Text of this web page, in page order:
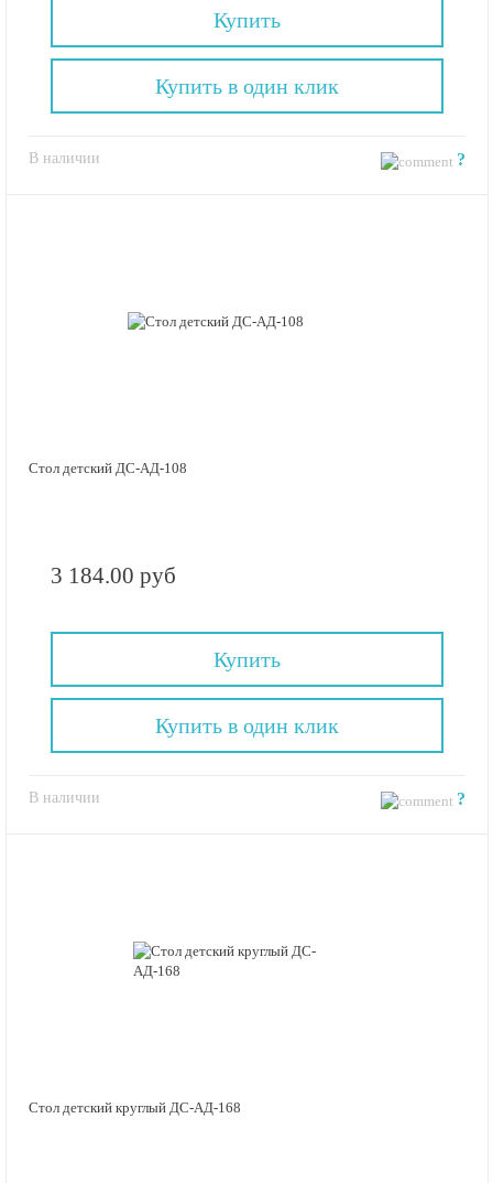
Купить
В наличии ?
Купить в один клик
Стол детский ДС-АД-108
3 184.00 руб
Купить
В наличии ?
Купить в один клик
Стол детский круглый ДС-АД-168